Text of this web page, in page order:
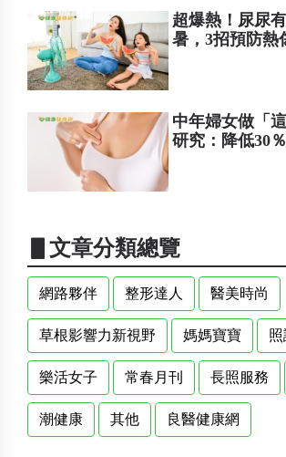
超爆熱！尿尿
暑，3招預防熱
中年婦女做「
研究：降低30
▋文章分類總覽
網路夥伴 整形達人 醫美時尚
草根影響力新視野 媽媽寶寶
樂活女子 常春月刊 長照服務
潮健康 其他 良醫健康網